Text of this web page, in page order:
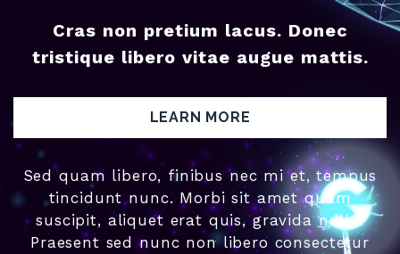
Cras non pretium lacus. Donec
tristique libero vitae augue mattis.
LEARN MORE
Sed quam libero, finibus nec mi et, tempus
tincidunt nunc. Morbi sit amet quam
suscipit, aliquet erat quis, gravida nulla.
Praesent sed nunc non libero consectetur